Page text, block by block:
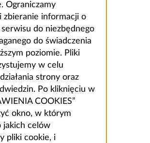
Ograniczamy
zbieranie informacji o
do niezbędnego
do świadczenia
poziomie. Pliki
w celu
strony oraz
Po kliknięciu w
COOKIES”
okno, w którym
jakich celów
pliki cookie, i